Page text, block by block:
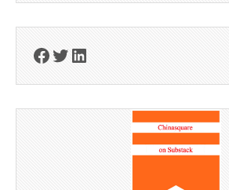
Facebook
Twitter
LinkedIn